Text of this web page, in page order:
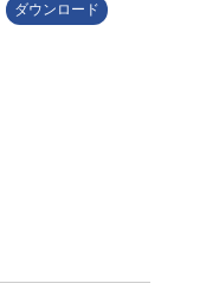
ダウンロード